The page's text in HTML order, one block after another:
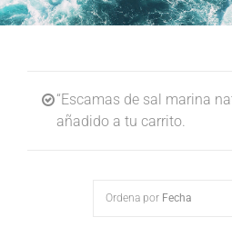
“Escamas de sal marina
añadido a tu carrito.
Ordena por Fecha